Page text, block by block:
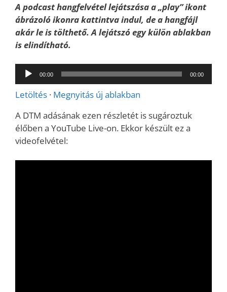
A podcast hangfelvétel lejátszása a „play” ikont
ábrázoló ikonra kattintva indul, de a hangfájl
akár le is tölthető. A lejátszó egy külön ablakban
is elindítható.
Audió
lejátszó
00:00 00:00
Letöltés · Megnyitás új ablakban
A DTM adásának ezen részletét is sugároztuk
élőben a YouTube Live-on. Ekkor készült ez a
videofelvétel: